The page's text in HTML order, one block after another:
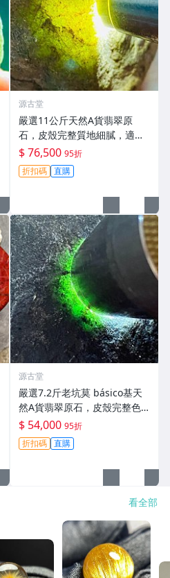
源古堂
嚴選11公斤天然A貨翡翠原
石，皮殼完整質地細膩，適合
作為雕刻手鐲材料，冰膠感與
熒光俱佳。全新未開料精品，
適合收藏愛好者。 天然翡翠、
$ 76,500 95折
折扣碼 直購
源古堂
嚴選7.2斤老坑莫 básico基天
然A貨翡翠原石，皮殼完整色
辣陽起熒光，適合手鐲與雕
刻。正規檢測保障收藏級料
子。 莫 básico 翡翠 天然A貨
$ 54,000 95折
折扣碼 直購
看全部